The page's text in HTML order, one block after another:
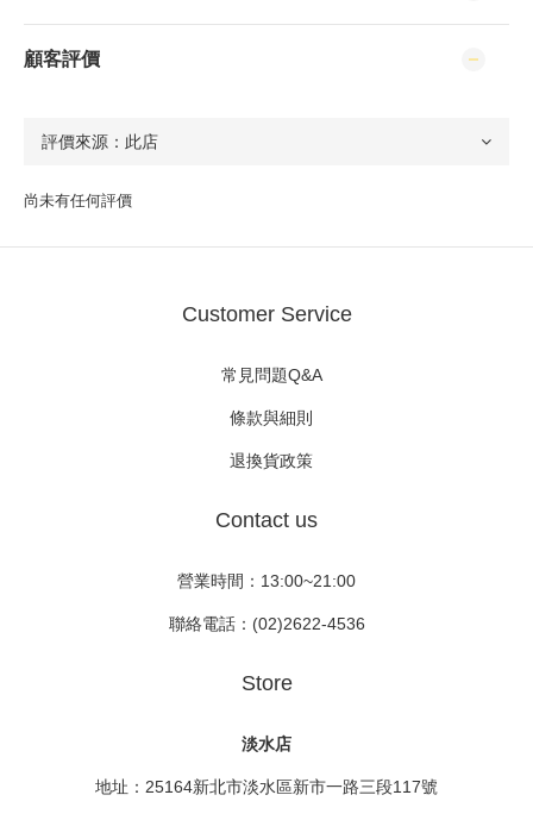
顧客評價
尚未有任何評價
Customer Service
常見問題Q&A
條款與細則
退換貨政策
Contact us
營業時間：13:00~21:00
聯絡電話：(02)2622-4536
Store
淡水店
地址：25164新北市淡水區新市一路三段117號